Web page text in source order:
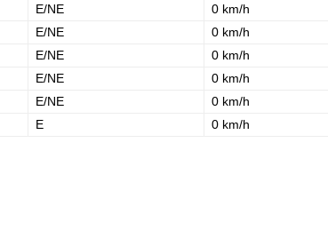
E/NE 0 km/h
E/NE 0 km/h
E/NE 0 km/h
E/NE 0 km/h
E/NE 0 km/h
E 0 km/h